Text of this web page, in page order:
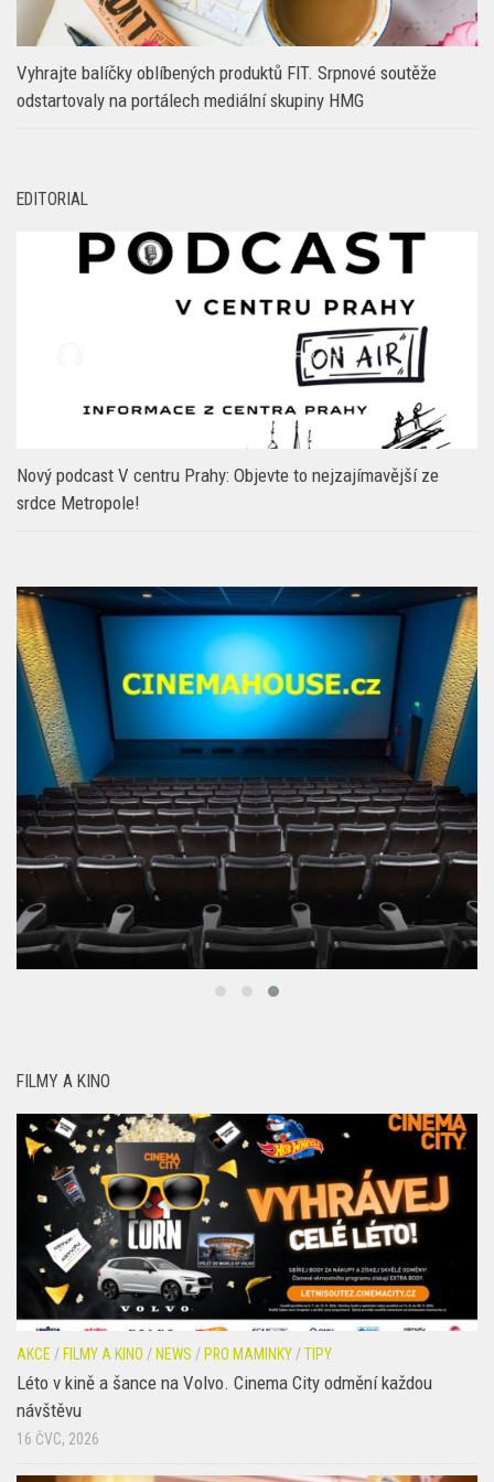
Vyhrajte balíčky oblíbených produktů FIT. Srpnové soutěže
odstartovaly na portálech mediální skupiny HMG
EDITORIAL
Nový podcast V centru Prahy: Objevte to nejzajímavější ze
srdce Metropole!
FILMY A KINO
AKCE / FILMY A KINO / NEWS / PRO MAMINKY/TIPY
Léto v kině a šance na Volvo. Cinema City odmění každou
návštěvu
16 ČVC, 2026